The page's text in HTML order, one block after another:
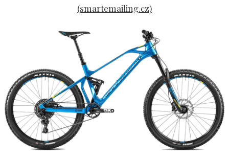
(smartemailing.cz)